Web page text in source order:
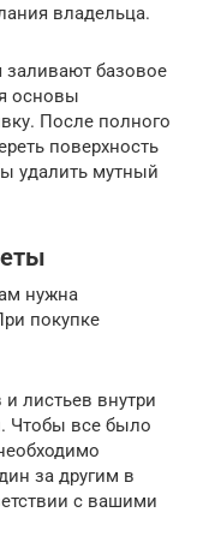
владельца.
заливают базовое
основы
После полного
поверхность
удалить мутный
нужна
покупке
листьев внутри
Чтобы все было
за другим в
с вашими